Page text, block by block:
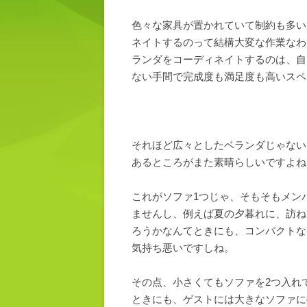
色々な家具が置かれていて制約も多
ネイトするのって結構大変な作業な
ランダをコーディネイトするのは、
ない手間で完成度も満足度も高いス
それほど広々としたベランダじゃな
あるところがまた素晴らしいですよ
これがソファ1つじゃ、そもそもメ
ませんし、例えば夏の夕暮れに、訪
ろうかなんてときにも、コンパクト
気持ち悪いですしね。
その点、小さくてもソファを2つ入
ときにも、ゲストには大きなソファ